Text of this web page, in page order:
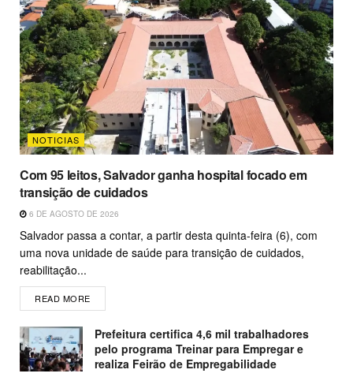
NOTICIAS
Com 95 leitos, Salvador ganha hospital focado em
transição de cuidados
6 DE AGOSTO DE 2026
Salvador passa a contar, a partir desta quinta-feira (6), com
uma nova unidade de saúde para transição de cuidados,
reabilitação...
READ MORE
Prefeitura certifica 4,6 mil trabalhadores
pelo programa Treinar para Empregar e
realiza Feirão de Empregabilidade